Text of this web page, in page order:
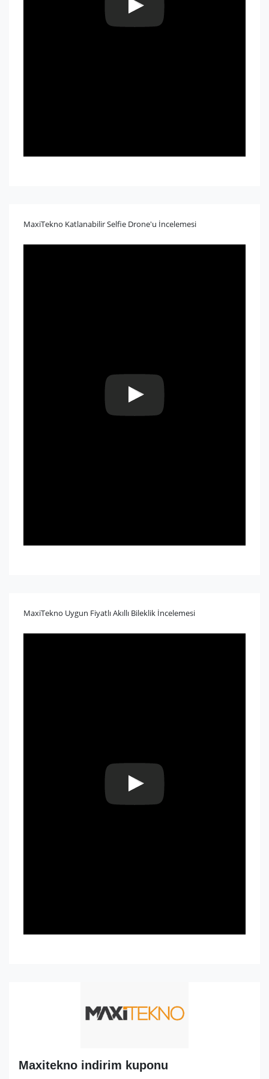
MaxiTekno Katlanabilir Selfie Drone'u İncelemesi
MaxiTekno Uygun Fiyatlı Akıllı Bileklik İncelemesi
Maxitekno indirim kuponu